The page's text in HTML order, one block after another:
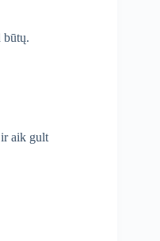
būtų.
ir aik gult